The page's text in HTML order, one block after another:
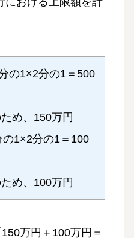
の1×2分の1＝500
め、150万円
1×2分の1＝100
め、100万円
万円＋100万円＝